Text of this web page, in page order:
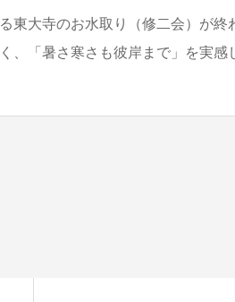
東大寺のお水取り（修二会）が終
、「暑さ寒さも彼岸まで」を実感